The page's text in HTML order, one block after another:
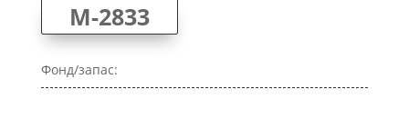
M-2833
Фонд/запас: